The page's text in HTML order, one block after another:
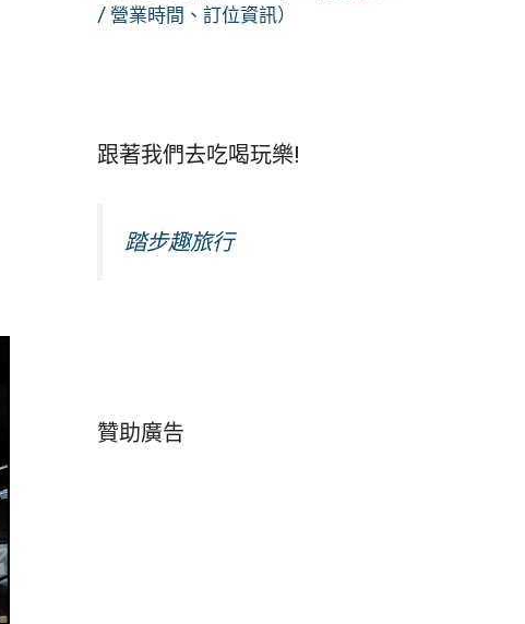
/ 營業時間、訂位資訊）
跟著我們去吃喝玩樂!
踏步趣旅行
贊助廣告